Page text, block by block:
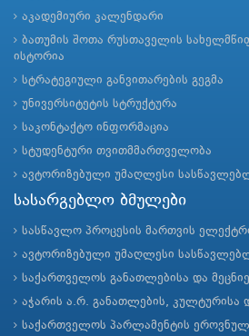
აკადემიური კალენდარი
ბათუმის შოთა რუსთაველის
ისტორია
სტრატეგიული განვითარების გეგმა
უნივერსიტეტის სტრუქტურა
საკონტაქტო ინფორმაცია
სტუდენტური თვითმმართველობა
ავტორიზებული უმაღლესი
სასარგებლო ბმულები
სასწავლო პროცესის მართვის
ავტორიზებული უმაღლესი
საქართველოს განათლებისა და
აჭარის ა.რ. განათლების, კულტურისა
საქართველოს პარლამენტის